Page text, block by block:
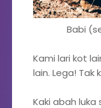
Babi
Kami lari kot
lain. Lega! Tak
Kaki abah luka